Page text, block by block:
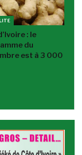
: le
du
est à 3 000